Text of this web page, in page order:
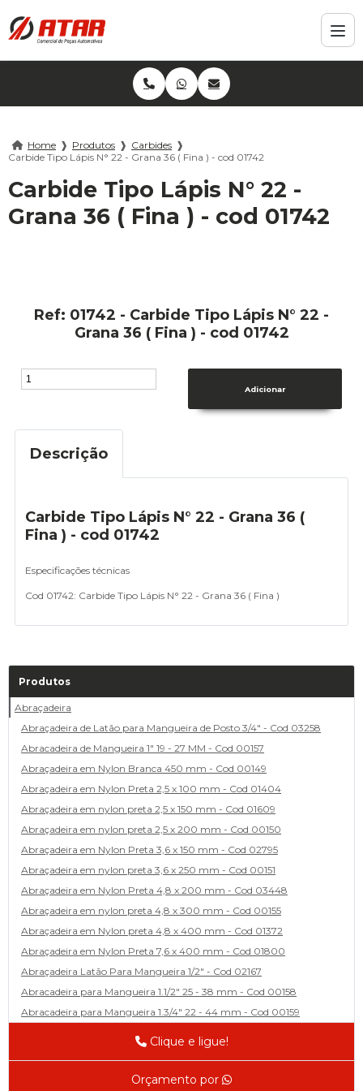
Home ❱ Produtos ❱ Carbides ❱
Carbide Tipo Lápis N° 22 - Grana 36 ( Fina ) - cod 01742
Carbide Tipo Lápis N° 22 -
Grana 36 ( Fina ) - cod 01742
Ref: 01742 - Carbide Tipo Lápis N° 22 -
Grana 36 ( Fina ) - cod 01742
Descrição
Carbide Tipo Lápis N° 22 - Grana 36 (
Fina ) - cod 01742
Especificações técnicas
Cod 01742: Carbide Tipo Lápis N° 22 - Grana 36 ( Fina )
Produtos
Abraçadeira
Abraçadeira de Latão para Mangueira de Posto 3/4" - Cod 03258
Abracadeira de Mangueira 1" 19 - 27 MM - Cod 00157
Abraçadeira em Nylon Branca 450 mm - Cod 00149
Abraçadeira em Nylon Preta 2,5 x 100 mm - Cod 01404
Abraçadeira em nylon preta 2,5 x 150 mm - Cod 01609
Abraçadeira em nylon preta 2,5 x 200 mm - Cod 00150
Abraçadeira em Nylon Preta 3,6 x 150 mm - Cod 02795
Abraçadeira em nylon preta 3,6 x 250 mm - Cod 00151
Abraçadeira em Nylon Preta 4,8 x 200 mm - Cod 03448
Abraçadeira em nylon preta 4,8 x 300 mm - Cod 00155
Abraçadeira em Nylon preta 4,8 x 400 mm - Cod 01372
Abraçadeira em Nylon Preta 7,6 x 400 mm - Cod 01800
Abraçadeira Latão Para Mangueira 1/2" - Cod 02167
Abracadeira para Mangueira 1.1/2" 25 - 38 mm - Cod 00158
Abracadeira para Mangueira 1.3/4" 22 - 44 mm - Cod 00159
Abracadeira para Mangueira 1/2' 14 - 22 - Cod 02585
Abracadeira para Mangueira 2" 44 - 57 - Cod 02471
Clique e ligue!
Orçamento por